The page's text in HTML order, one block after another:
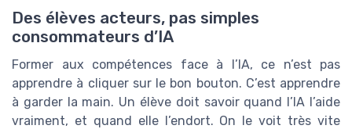
Des élèves acteurs, pas simples
consommateurs d’IA
Former aux compétences face à l’IA, ce n’est pas
apprendre à cliquer sur le bon bouton. C’est apprendre
à garder la main. Un élève doit savoir quand l’IA l’aide
vraiment, et quand elle l’endort. On le voit très vite